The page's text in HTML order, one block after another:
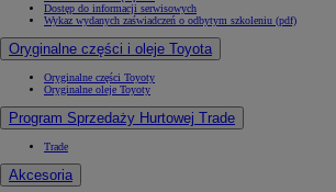
Dostęp do informacji serwisowych
Wykaz wydanych zaświadczeń o odbytym szkoleniu (pdf)
Oryginalne części i oleje Toyota
Oryginalne części Toyoty
Oryginalne oleje Toyoty
Program Sprzedaży Hurtowej Trade
Trade
Akcesoria